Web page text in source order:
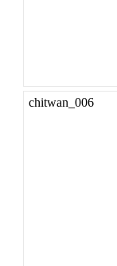
chitwan_006